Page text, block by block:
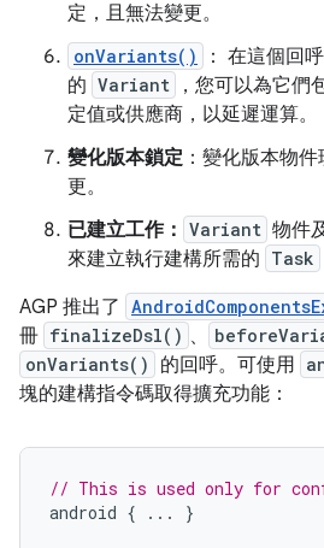
定，且無法變更。
onVariants()
： 在這個回
的 Variant ，您可以為它們
定值或供應商，以延遲運算。
變化版本鎖定 ：變化版本物
更。
已建立工作： Variant 物件
來建立執行建構所需的 Task
AGP 推出了
冊 finalizeDsl() 、
onVariants() 的回呼。可使用
塊的建構指令碼取得擴充功能：
// This is used only for
android { ... }